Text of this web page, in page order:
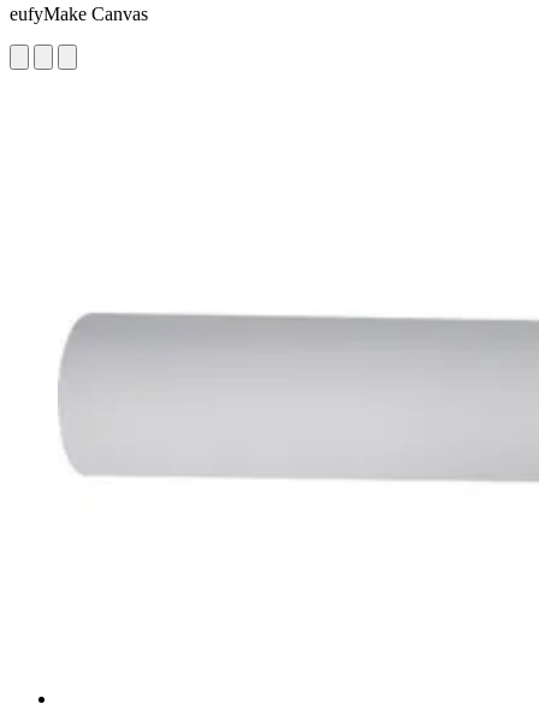
eufyMake Canvas